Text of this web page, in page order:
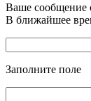
Ваше сообщение
В ближайшее
Заполните поле